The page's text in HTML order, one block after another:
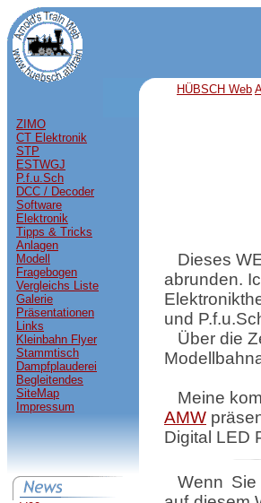
HÜBSCH Web
ZIMO
CT Elektronik
STP
ESTWGJ
P.f.u.Sch
DCC / Decoder
Software
Elektronik
Tipps & Tricks
Anlagen
Modell
Fragebogen
Vergleichs Liste
Galerie
Präsentationen
Links
Kleinbahn Flyer
Stammtisch
Dampfplauderei
Begleitendes
SiteMap
Impressum
Dieses
abrunden.
und
Über die
Meine
AMW
Digital LED
Wenn